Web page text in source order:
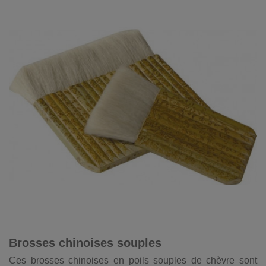
Brosses chinoises souples
Ces brosses chinoises en poils souples de chèvre sont